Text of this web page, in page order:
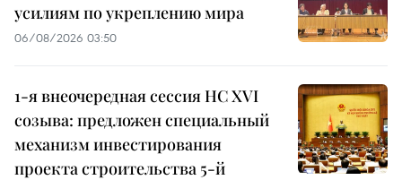
усилиям по укреплению мира
06/08/2026 03:50
1-я внеочередная сессия НС XVI
созыва: предложен специальный
механизм инвестирования
проекта строительства 5-й